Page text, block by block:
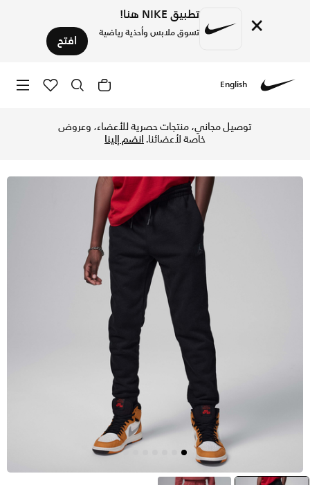
× تطبيق NIKE هنا!
تسوق ملابس وأحذية رياضية افتح
English
توصيل مجاني، منتجات حصرية للأعضاء، وعروض
خاصة لأعضائنا.انضم إلينا